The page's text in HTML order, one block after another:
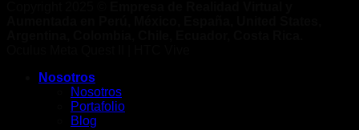
Nosotros
Nosotros
Portafolio
Blog